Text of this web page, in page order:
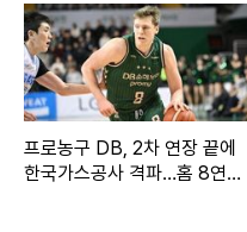
프로농구 DB, 2차 연장 끝에
한국가스공사 격파…홈 8연